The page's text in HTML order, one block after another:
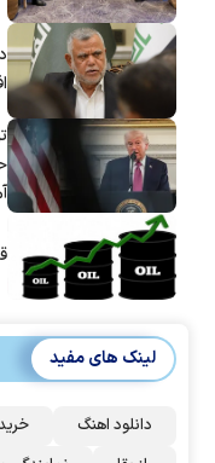
لینک های مفید
دانلود اهنگ